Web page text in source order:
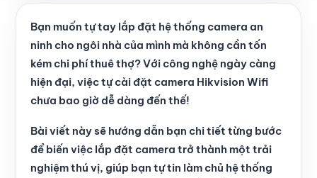
Bạn muốn tự tay lắp đặt hệ thống camera an
ninh cho ngôi nhà của mình mà không cần tốn
kém chi phí thuê thợ? Với công nghệ ngày càng
hiện đại, việc tự cài đặt camera Hikvision Wifi
chưa bao giờ dễ dàng đến thế!
Bài viết này sẽ hướng dẫn bạn chi tiết từng bước
để biến việc lắp đặt camera trở thành một trải
nghiệm thú vị, giúp bạn tự tin làm chủ hệ thống